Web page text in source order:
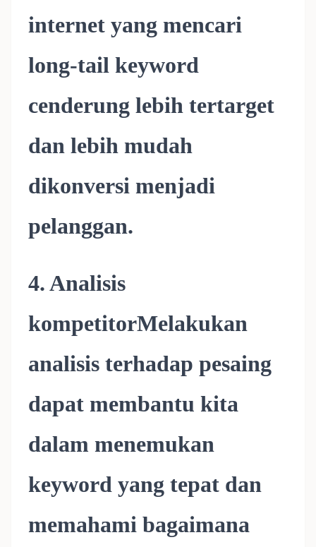
internet yang mencari
long-tail keyword
cenderung lebih tertarget
dan lebih mudah
dikonversi menjadi
pelanggan.
4. Analisis
kompetitorMelakukan
analisis terhadap pesaing
dapat membantu kita
dalam menemukan
keyword yang tepat dan
memahami bagaimana